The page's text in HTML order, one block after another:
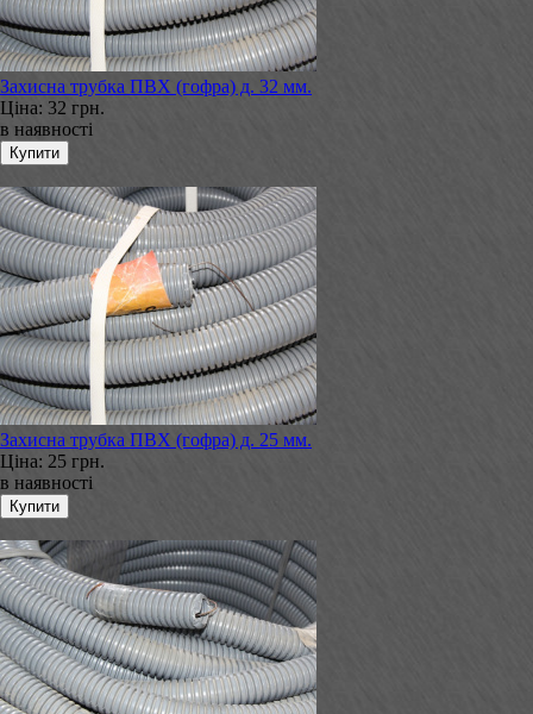
Захисна трубка ПВХ (гофра) д. 32 мм.
Ціна: 32 грн.
в наявності
Захисна трубка ПВХ (гофра) д. 25 мм.
Ціна: 25 грн.
в наявності